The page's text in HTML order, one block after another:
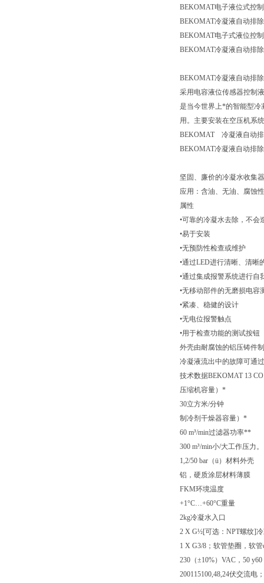
BEKOMAT电子液位式控
BEKOMAT冷凝液自动排
BEKOMAT电子式液位控
BEKOMAT冷凝液自动排
BEKOMAT冷凝液自动排
采用电容液位传感器控制
是当今世界上*的智能型冷
用。主要安装在空压机系
BEKOMAT 冷凝液自动排
BEKOMAT冷凝液自动排
坚固、廉价的冷凝水收集
应用：含油、无油、腐蚀
属性
•可靠的冷凝水去除，不会
•易于安装
•无预防性检查或维护
•通过LED进行清晰、清晰
•通过集成报警系统进行自
•无移动部件的无磨损电容
•紧凑、稳健的设计
•无电位报警触点
•用于检查功能的测试按钮
外壳由耐腐蚀的铝压铸件
冷凝液流出中的故障可通
技术数据BEKOMAT 13
压缩机容量）*
30立方米/分钟
制冷剂干燥器容量）*
60 m³/min过滤器功率**
300 m³/min小/大工作压力。
1,2/50 bar（ü）材料外壳
铝，硬质涂层材料薄膜
FKM环境温度
+1°C…+60°C重量
2kg冷凝水入口
2 X G½[可选：NPT螺纹]
1 X G3/8；软管垫圈，软
230（±10%）VAC，50
200115100,48,24伏交流电